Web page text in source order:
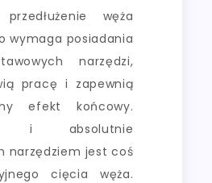
węża
wymaga posiadania
narzędzi,
pracę i zapewnią
efekt końcowy.
i absolutnie
narzędziem jest coś
cięcia węża.